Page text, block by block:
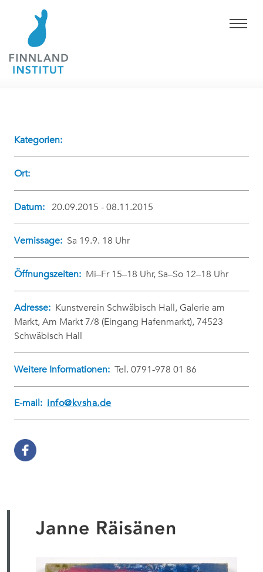
Kategorien:
Ort:
Datum: 20.09.2015 - 08.11.2015
Vernissage: Sa 19.9. 18 Uhr
Öffnungszeiten: Mi–Fr 15–18 Uhr, Sa–So 12–18 Uhr
Adresse: Kunstverein Schwäbisch Hall, Galerie am
Markt, Am Markt 7/8 (Eingang Hafenmarkt), 74523
Schwäbisch Hall
Weitere Informationen: Tel. 0791-978 01 86
E-mail: info@kvsha.de
Janne Räisänen